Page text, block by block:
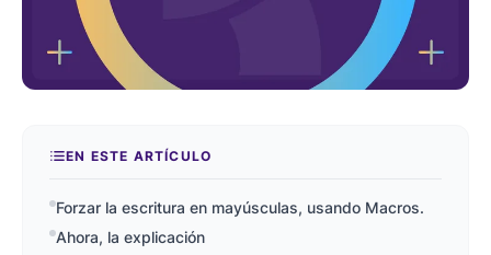
EN ESTE ARTÍCULO
Forzar la escritura en mayúsculas, usando Macros.
Ahora, la explicación